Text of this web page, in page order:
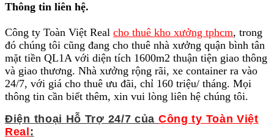
Thông tin liên hệ.
Công ty Toàn Việt Real cho thuê kho xưởng tphcm, trong
đó chúng tôi cũng đang cho thuê nhà xưởng quận bình tân
mặt tiền QL1A với diện tích 1600m2 thuận tiện giao thông
và giao thương. Nhà xưởng rộng rãi, xe container ra vào
24/7, với giá cho thuê ưu đãi, chỉ 160 triệu/ tháng. Mọi
thông tin cần biết thêm, xin vui lòng liên hệ chúng tôi.
Điện thoại Hỗ Trợ 24/7 của Công ty Toàn Việt
Real :